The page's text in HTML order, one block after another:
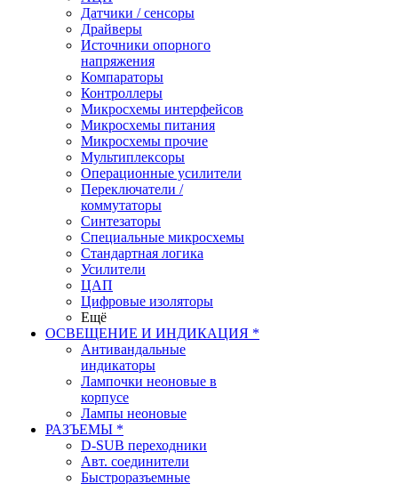
Датчики / сенсоры
Драйверы
Источники опорного
напряжения
Компараторы
Контроллеры
Микросхемы интерфейсов
Микросхемы питания
Микросхемы прочие
Мультиплексоры
Операционные усилители
Переключатели /
коммутаторы
Синтезаторы
Специальные микросхемы
Стандартная логика
Усилители
ЦАП
Цифровые изоляторы
Ещё
ОСВЕЩЕНИЕ И ИНДИКАЦИЯ *
Антивандальные
индикаторы
Лампочки неоновые в
корпусе
Лампы неоновые
РАЗЪЕМЫ *
D-SUB переходники
Авт. соединители
Быстроразъемные